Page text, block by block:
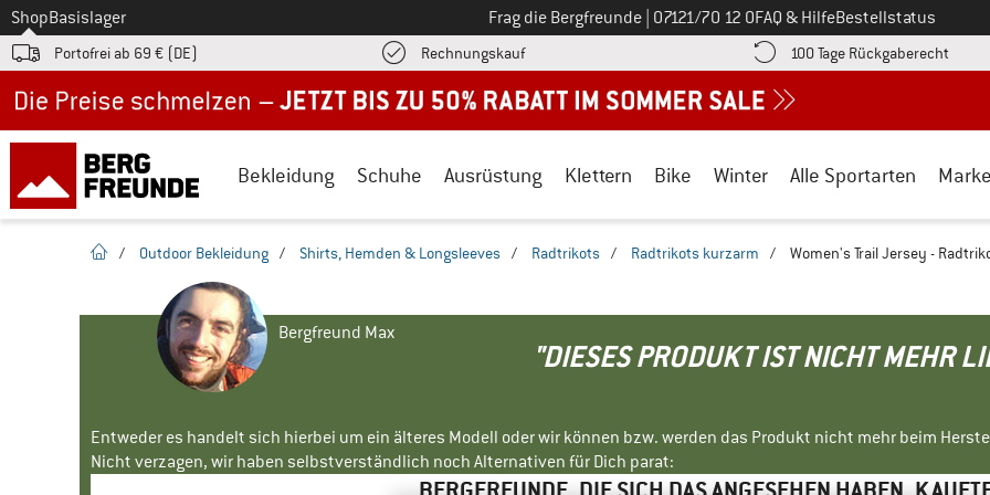
Zum
ShopBasislager Frag die Bergfreunde Ruf uns an unter
07121/70 12 0FAQ & HilfeBestellstatus
Portofrei ab 69 € (DE) RechnungskaufFinde die Zahlungs-Infos hier! Öffnet sich in einer Infobox
100 Tage Rückgaberecht
Bekleidung Schuhe Ausrüstung Klettern Bike Winter Alle Sportarten
Startseite
/ Outdoor Bekleidung / Shirts, Hemden & Longsleeves / Radtrikots / Radtrikots kurzarm / Women's Trail Jersey -
Bergfreund Max
"DIESES PRODUKT IST NICHT MEHR
Entweder es handelt sich hierbei um ein älteres Modell oder wir können bzw. werden das Produkt nicht mehr beim
Nicht verzagen, wir haben selbstverständlich noch Alternativen für Dich parat: